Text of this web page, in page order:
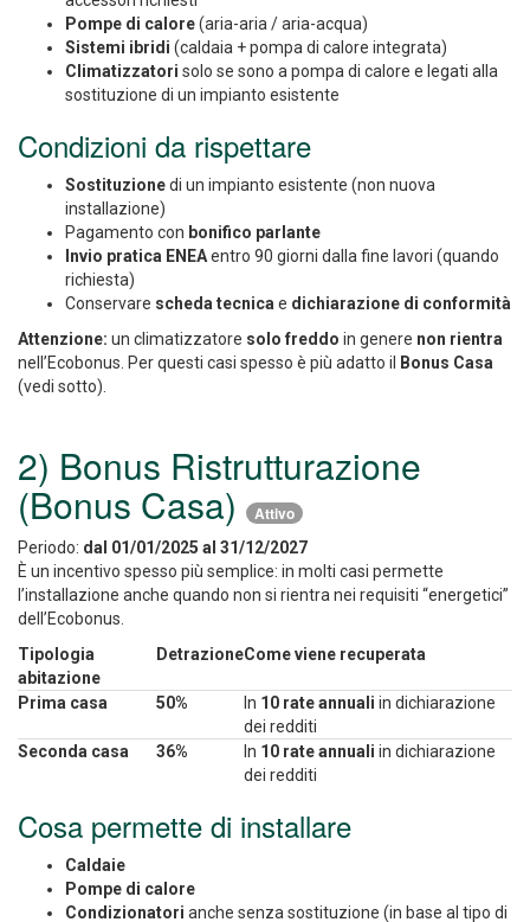
Pompe di calore(aria-aria / aria-acqua)
Sistemi ibridi (caldaia + pompa di calore integrata)
Climatizzatori solo se sono a pompa di calore e legati alla
sostituzione di un impianto esistente
Condizioni da rispettare
Sostituzionedi un impianto esistente (non nuova
installazione)
Pagamento con bonifico parlante
Invio pratica ENEAentro 90 giorni dalla fine lavori (quando
richiesta)
Conservare scheda tecnica e dichiarazione di conformità
Attenzione: un climatizzatore solo freddo in genere non rientra
nell’Ecobonus. Per questi casi spesso è più adatto il
Bonus Casa
(vedi sotto).
2) Bonus Ristrutturazione
(Bonus Casa) Attivo
Periodo: dal 01/01/2025 al 31/12/2027
È un incentivo spesso più semplice: in molti casi permette
l’installazione anche quando non si rientra nei requisiti “energetici”
dell’Ecobonus.
Tipologia
abitazione
DetrazioneCome viene recuperata
Prima casa 50% In 10 rate annuali in dichiarazione
dei redditi
Seconda casa
36% In 10 rate annuali in dichiarazione
dei redditi
Cosa permette di installare
Caldaie
Pompe di calore
Condizionatori anche senza sostituzione (in base al tipo di